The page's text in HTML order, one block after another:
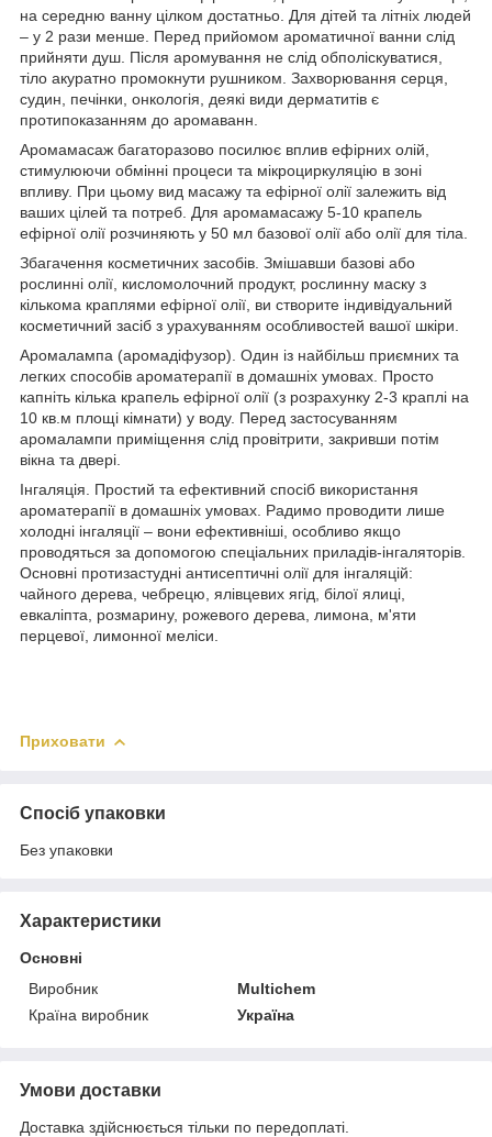
на середню ванну цілком достатньо. Для дітей та літніх людей
– у 2 рази менше. Перед прийомом ароматичної ванни слід
прийняти душ. Після аромування не слід обполіскуватися,
тіло акуратно промокнути рушником. Захворювання серця,
судин, печінки, онкологія, деякі види дерматитів є
протипоказанням до аромаванн.
Аромамасаж багаторазово посилює вплив ефірних олій,
стимулюючи обмінні процеси та мікроциркуляцію в зоні
впливу. При цьому вид масажу та ефірної олії залежить від
ваших цілей та потреб. Для аромамасажу 5-10 крапель
ефірної олії розчиняють у 50 мл базової олії або олії для тіла.
Збагачення косметичних засобів. Змішавши базові або
рослинні олії, кисломолочний продукт, рослинну маску з
кількома краплями ефірної олії, ви створите індивідуальний
косметичний засіб з урахуванням особливостей вашої шкіри.
Аромалампа (аромадіфузор). Один із найбільш приємних та
легких способів ароматерапії в домашніх умовах. Просто
капніть кілька крапель ефірної олії (з розрахунку 2-3 краплі на
10 кв.м площі кімнати) у воду. Перед застосуванням
аромалампи приміщення слід провітрити, закривши потім
вікна та двері.
Інгаляція. Простий та ефективний спосіб використання
ароматерапії в домашніх умовах. Радимо проводити лише
холодні інгаляції – вони ефективніші, особливо якщо
проводяться за допомогою спеціальних приладів-інгаляторів.
Основні протизастудні антисептичні олії для інгаляцій:
чайного дерева, чебрецю, ялівцевих ягід, білої ялиці,
евкаліпта, розмарину, рожевого дерева, лимона, м'яти
перцевої, лимонної меліси.
Приховати
Спосіб упаковки
Без упаковки
Характеристики
Основні
Виробник
Multichem
Країна виробник
Україна
Умови доставки
Доставка здійснюється тільки по передоплаті.